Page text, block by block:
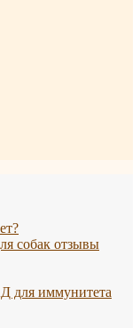
собак отзывы
для иммунитета